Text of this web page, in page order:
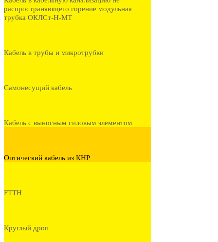
распространяющего горение модульная
трубка ОКЛСт-Н-МТ
Кабель в трубы и микротрубки
Самонесущий кабель
Кабель с выносным силовым элементом
Оптический кабель из КНР
FTTH
Круглый дроп